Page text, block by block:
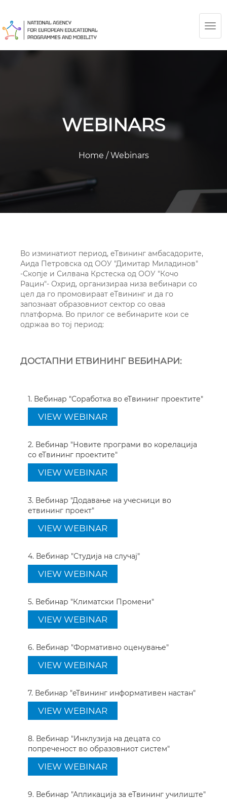
WEBINARS
Home /Webinars
Во изминатиот период, еТвининг амбасадорите,
Аида Петровска од ООУ "Димитар Миладинов"
-Скопје и Силвана Крстеска од ООУ "Кочо
Рацин"- Охрид, организираа низа вебинари со
цел да го промовираат еТвининг и да го
запознаат образовниот сектор со оваа
платформа. Во прилог се вебинарите кои се
одржаа во тој период:
ДОСТАПНИ ЕТВИНИНГ ВЕБИНАРИ:
1. Вебинар "Соработка во eTвининг проектите"
VIEW WEBINAR
2. Вебинар "Новите програми во корелација
со eTвининг проектите"
VIEW WEBINAR
3. Вебинар "Додавање на учесници во
етвининг проект"
VIEW WEBINAR
4. Вебинар "Студија на случај"
VIEW WEBINAR
5. Вебинар "Климатски Промени"
VIEW WEBINAR
6. Вебинар "Формативно оценување"
VIEW WEBINAR
7. Вебинар "eTвининг информативен настан"
VIEW WEBINAR
8. Вебинар "Инклузија на децата со
попреченост во образовниот систем"
VIEW WEBINAR
9. Вебинар "Апликација за еТвининг училиште"